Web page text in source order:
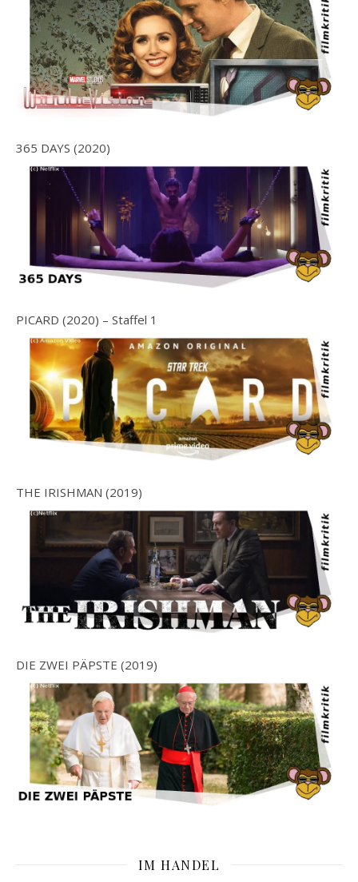
365 DAYS (2020)
PICARD (2020) – Staffel 1
THE IRISHMAN (2019)
DIE ZWEI PÄPSTE (2019)
IM HANDEL